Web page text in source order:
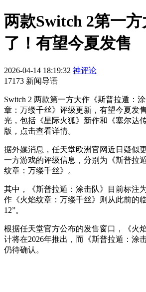
两款Switch 2第一
了！有望今夏发售
2026-04-14 18:19:32 神评论
17173 新闻导语
Switch 2 两款第一方大作《斯普拉遁：
章：万缕千丝》评级更新，有望今夏发
光，包括《星际火狐》新作和《塞尔达
版，点击查看详情。
据外媒消息，任天堂欧洲官网近日疑似
一方游戏的评级信息，分别为《斯普拉
纹章：万缕千丝》。
其中，《斯普拉遁：涂击队》目前标注
作《火焰纹章：万缕千丝》则从此前的
12”。
根据任天堂官方公布的发售窗口，《火
计将在2026年推出，而《斯普拉遁：涂
仍待确认。